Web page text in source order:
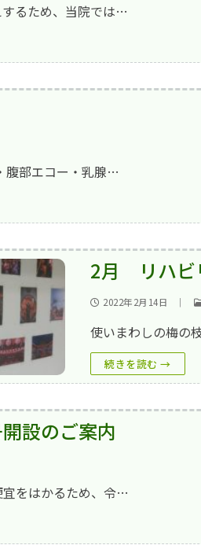
るため、当院では…
腹部エコー・乳腺…
2月 リハビ
2022年2月14日 ｜
使いまわしの梅の
続きを読む →
設のご案内
をはかるため、令…